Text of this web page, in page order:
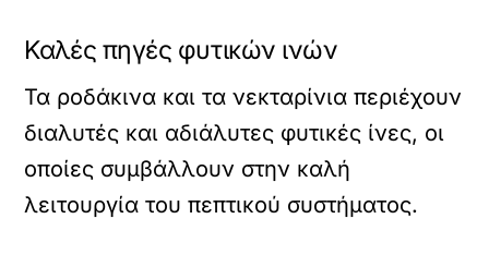
Καλές πηγές φυτικών ινών
Τα ροδάκινα και τα νεκταρίνια περιέχουν
διαλυτές και αδιάλυτες φυτικές ίνες, οι
οποίες συμβάλλουν στην καλή
λειτουργία του πεπτικού συστήματος.